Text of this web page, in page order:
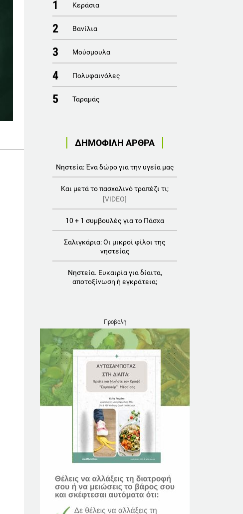
1 Κεράσια
2 Βανίλια
3 Μούσμουλα
4 Πολυφαινόλες
5 Ταραμάς
ΔΗΜΟΦΙΛΗ ΑΡΘΡΑ
Νηστεία: Ένα δώρο για την υγεία μας
Και μετά το πασχαλινό τραπέζι τι;
[VIDEO]
10 + 1 συμβουλές για το Πάσχα
Σαλιγκάρια: Οι μικροί φίλοι της
νηστείας
Νηστεία. Ευκαιρία για δίαιτα,
αποτοξίνωση ή εγκράτεια;
Προβολή